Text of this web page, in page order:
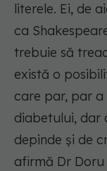
literele. Ei, de
ca
trebuie să
există o
care par, par
diabetului, dar
depinde și de
afirmă Dr Doru